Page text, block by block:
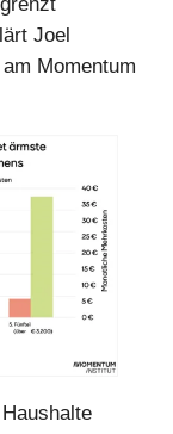
Joel
Momentum